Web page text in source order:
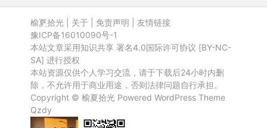
榆夏拾光| 关于| 免责声明
友情链接
豫ICP备16010090号-1
本站文章采用知识共享 署名4.0国际许可协议 [BY-NC-
SA] 进行授权
本站资源仅供个人学习交流，请于下载后24小时内删
除，不允许用于商业用途，否则法律问题自行承担。
Copyright © 榆夏拾光Powered WordPressTheme
Qzdy